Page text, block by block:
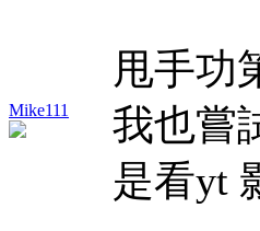
Mike111
甩手功
我也嘗
是看yt